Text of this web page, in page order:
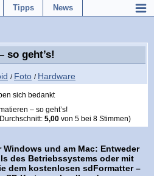
Tipps News
so geht’s!
/ Foto / Hardware
sich bedankt
– so geht’s!
5,00 von 5 bei 8 Stimmen)
Windows und am Mac: Entweder
des Betriebssystems oder mit
dem kostenlosen sdFormatter –